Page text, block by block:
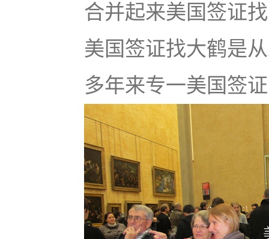
合并起来美国签证
美国签证找大鹤是
多年来专一美国签